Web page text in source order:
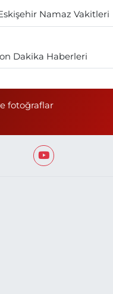
Namaz Vakitleri
Dakika Haberleri
fotoğraflar